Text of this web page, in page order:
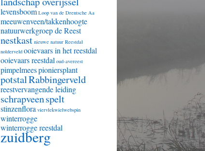
levensboom Loop van de Drentsche Aa
meeuwenveen/takkenhoogte
natuurwerkgroep de Reest
nestkast nieuwe natuur Reestdal
nolderveld ooievaars in het reestdal
ooievaars reestdal oud-avereest
pimpelmeespioniersplant
potstalRabbingerveld
reestvervangende leiding
schrapveenspelt
stinzenflora viervlekwielwebspin
winterrogge
winterrogge reestdal
zuidberg